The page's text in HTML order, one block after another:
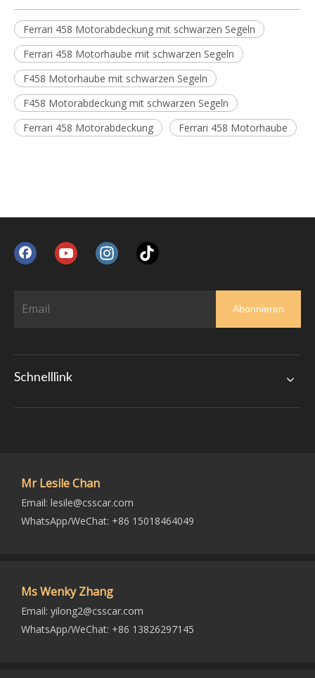
Ferrari 458 Motorabdeckung mit schwarzen Segeln
Ferrari 458 Motorhaube mit schwarzen Segeln
F458 Motorhaube mit schwarzen Segeln
F458 Motorabdeckung mit schwarzen Segeln
Ferrari 458 Motorabdeckung
Ferrari 458 Motorhaube
Abonnieren
Schnelllink
Mr Lesile Chan
Email: lesile@csscar.com
WhatsApp/WeChat: +86 15018464049
Ms Wenky Zhang
Email: yilong2@csscar.com
WhatsApp/WeChat: +86 13826297145